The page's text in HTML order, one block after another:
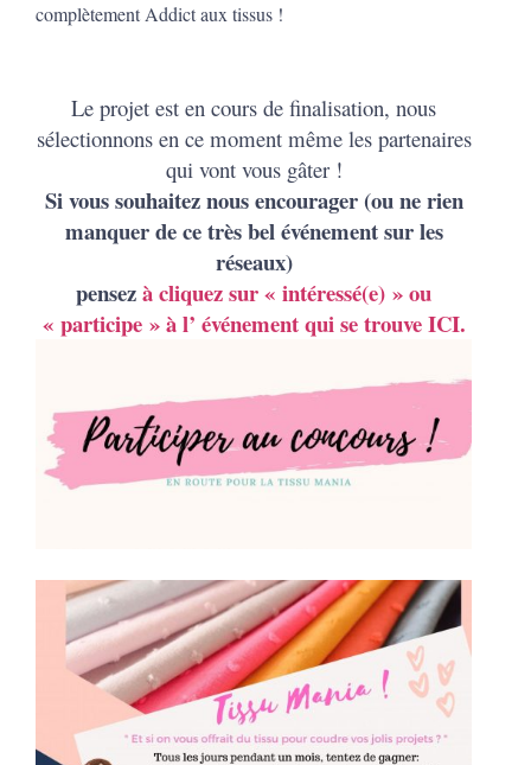
complètement Addict aux tissus !
Le projet est en cours de finalisation, nous
sélectionnons en ce moment même les partenaires
qui vont vous gâter !
Si vous souhaitez nous encourager (ou ne rien
manquer de ce très bel événement sur les
réseaux)
pensezà cliquez sur « intéressé(e) » ou
« participe » à l’ événement qui se trouve ICI.